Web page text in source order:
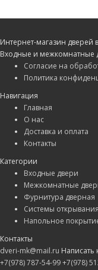
Интернет-магазин дверей
Входные и межкомнатные
Согласие на
Политика
Навигация
Главная
О нас
Доставка и оплата
Контакты
Категории
Входные двери
Межкомнатные
Фурнитура дверная
Системы открывания
Напольное
Контакты
dveri-mk@mail.ru Написать
+7(978) 787-54-99+7(978)